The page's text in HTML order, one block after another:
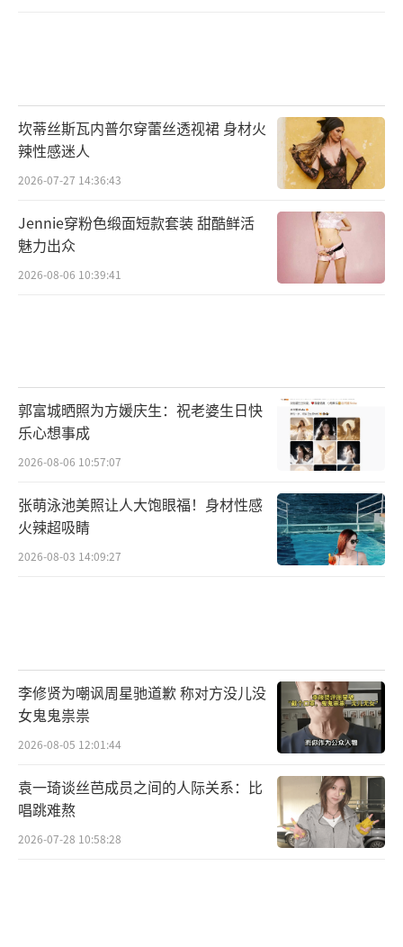
坎蒂丝斯瓦内普尔穿蕾丝透视裙 身材火
辣性感迷人
2026-07-27 14:36:43
Jennie穿粉色缎面短款套装 甜酷鲜活
魅力出众
2026-08-06 10:39:41
郭富城晒照为方媛庆生：祝老婆生日快
乐心想事成
2026-08-06 10:57:07
张萌泳池美照让人大饱眼福！身材性感
火辣超吸睛
2026-08-03 14:09:27
李修贤为嘲讽周星驰道歉 称对方没儿没
女鬼鬼祟祟
2026-08-05 12:01:44
袁一琦谈丝芭成员之间的人际关系：比
唱跳难熬
2026-07-28 10:58:28